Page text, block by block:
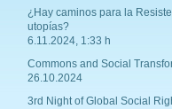
¿Hay caminos para la
utopías?
6.11.2024, 1:33 h
Commons and Social
26.10.2024
3rd Night of Global Social